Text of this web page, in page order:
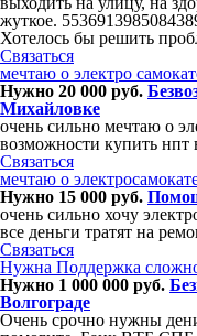
жуткое.
Хотелось бы решить
Связаться
мечтаю о электро
Нужно 20 000 руб.
Михайловке
очень сильно мечтаю о
возможности купить нпт
Связаться
мечтаю о
Нужно 15 000 руб.
очень сильно хочу
все деньги тратят на
Связаться
Нужна Поддержка
Нужно 1 000 000 руб.
Волгограде
Очень срочно нужны